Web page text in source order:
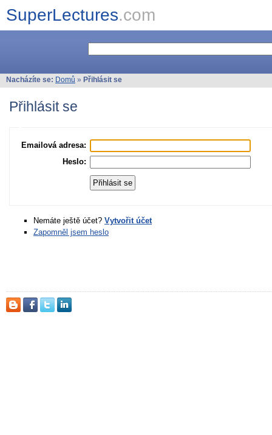
SuperLectures.com
Nacházíte se: Domů » Přihlásit se
Přihlásit se
Emailová adresa:
Heslo:
Nemáte ještě účet? Vytvořit účet
Zapomněl jsem heslo